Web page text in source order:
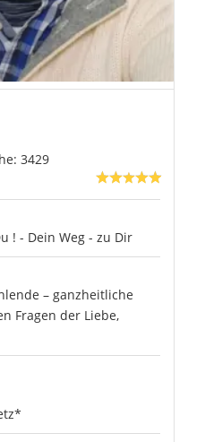
3429
! - Dein Weg - zu Dir
– ganzheitliche
Fragen der Liebe,